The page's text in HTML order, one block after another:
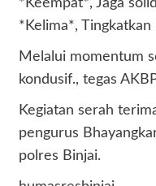
*Kelima*,
Melalui momentum
kondusif., tegas
Kegiatan serah
pengurus
polres Binjai.